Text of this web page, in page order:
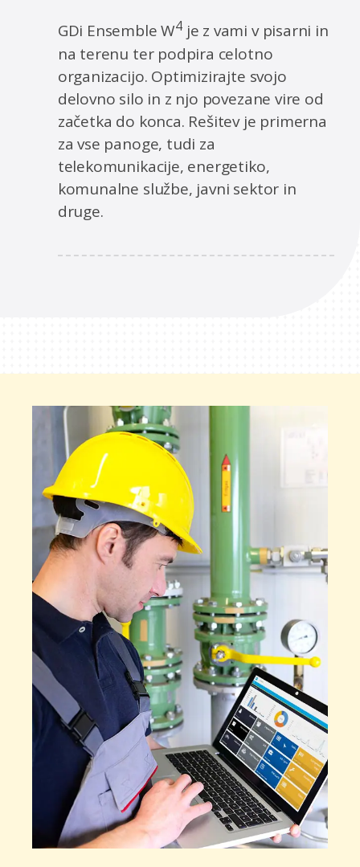
GDi Ensemble W4je z vami v pisarni in
na terenu ter podpira celotno
organizacijo. Optimizirajte svojo
delovno silo in z njo povezane vire od
začetka do konca. Rešitev je primerna
za vse panoge, tudi za
telekomunikacije, energetiko,
komunalne službe, javni sektor in
druge.